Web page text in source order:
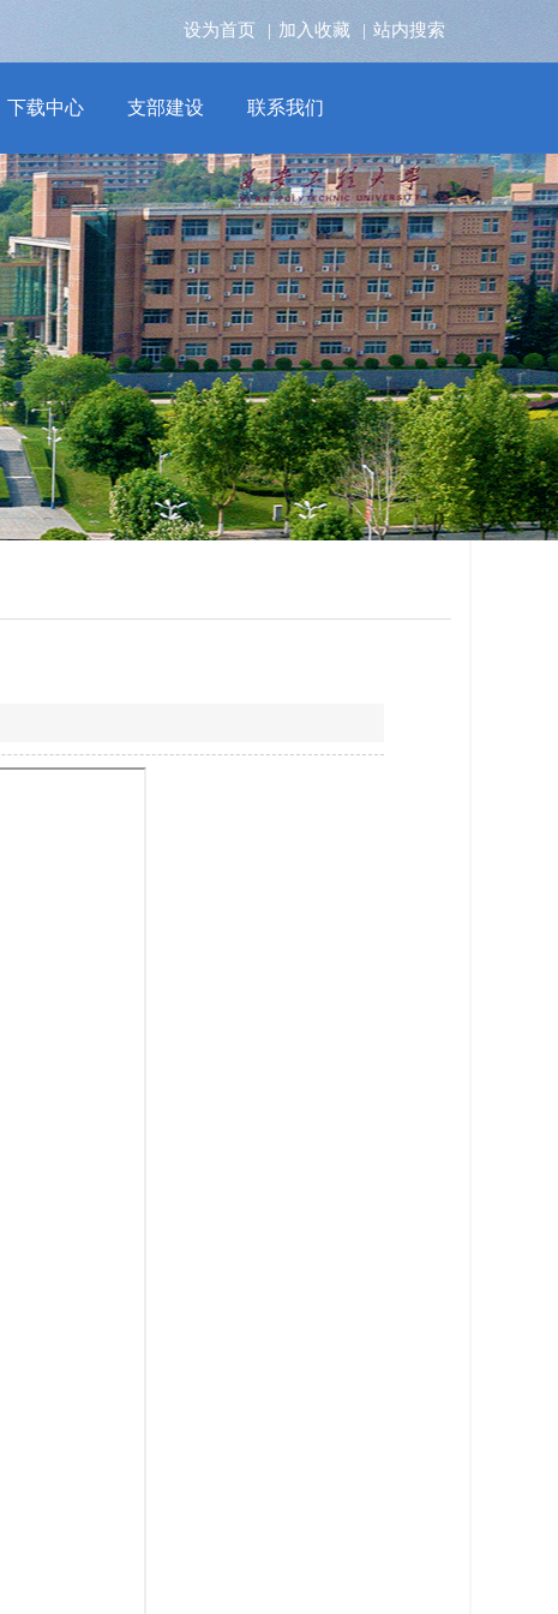
设为首页 | 加入收藏 | 站内搜索
下载中心 支部建设 联系我们